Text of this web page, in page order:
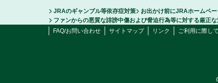
JRAのギャンブル等依存症対策
お出かけ前にJRAホームペ
ファンからの悪質な誹謗中傷および脅迫行為等に対する厳正
FAQ/お問い合わせ
サイトマップ リンク ご利用に際し